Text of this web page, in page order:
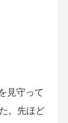
見守って
。先ほど